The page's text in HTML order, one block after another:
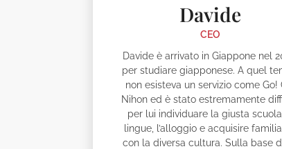
Davide
CEO
Davide è arrivato in Giappone nel
per studiare giapponese. A quel
non esisteva un servizio come Go!
Nihon ed è stato estremamente
per lui individuare la giusta
lingue, l’alloggio e acquisire
con la diversa cultura. Sulla base